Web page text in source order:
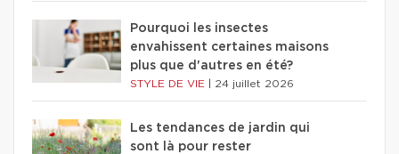
Pourquoi les insectes
envahissent certaines maisons
plus que d'autres en été?
STYLE DE VIE 24 juillet 2026
Les tendances de jardin qui
sont là pour rester